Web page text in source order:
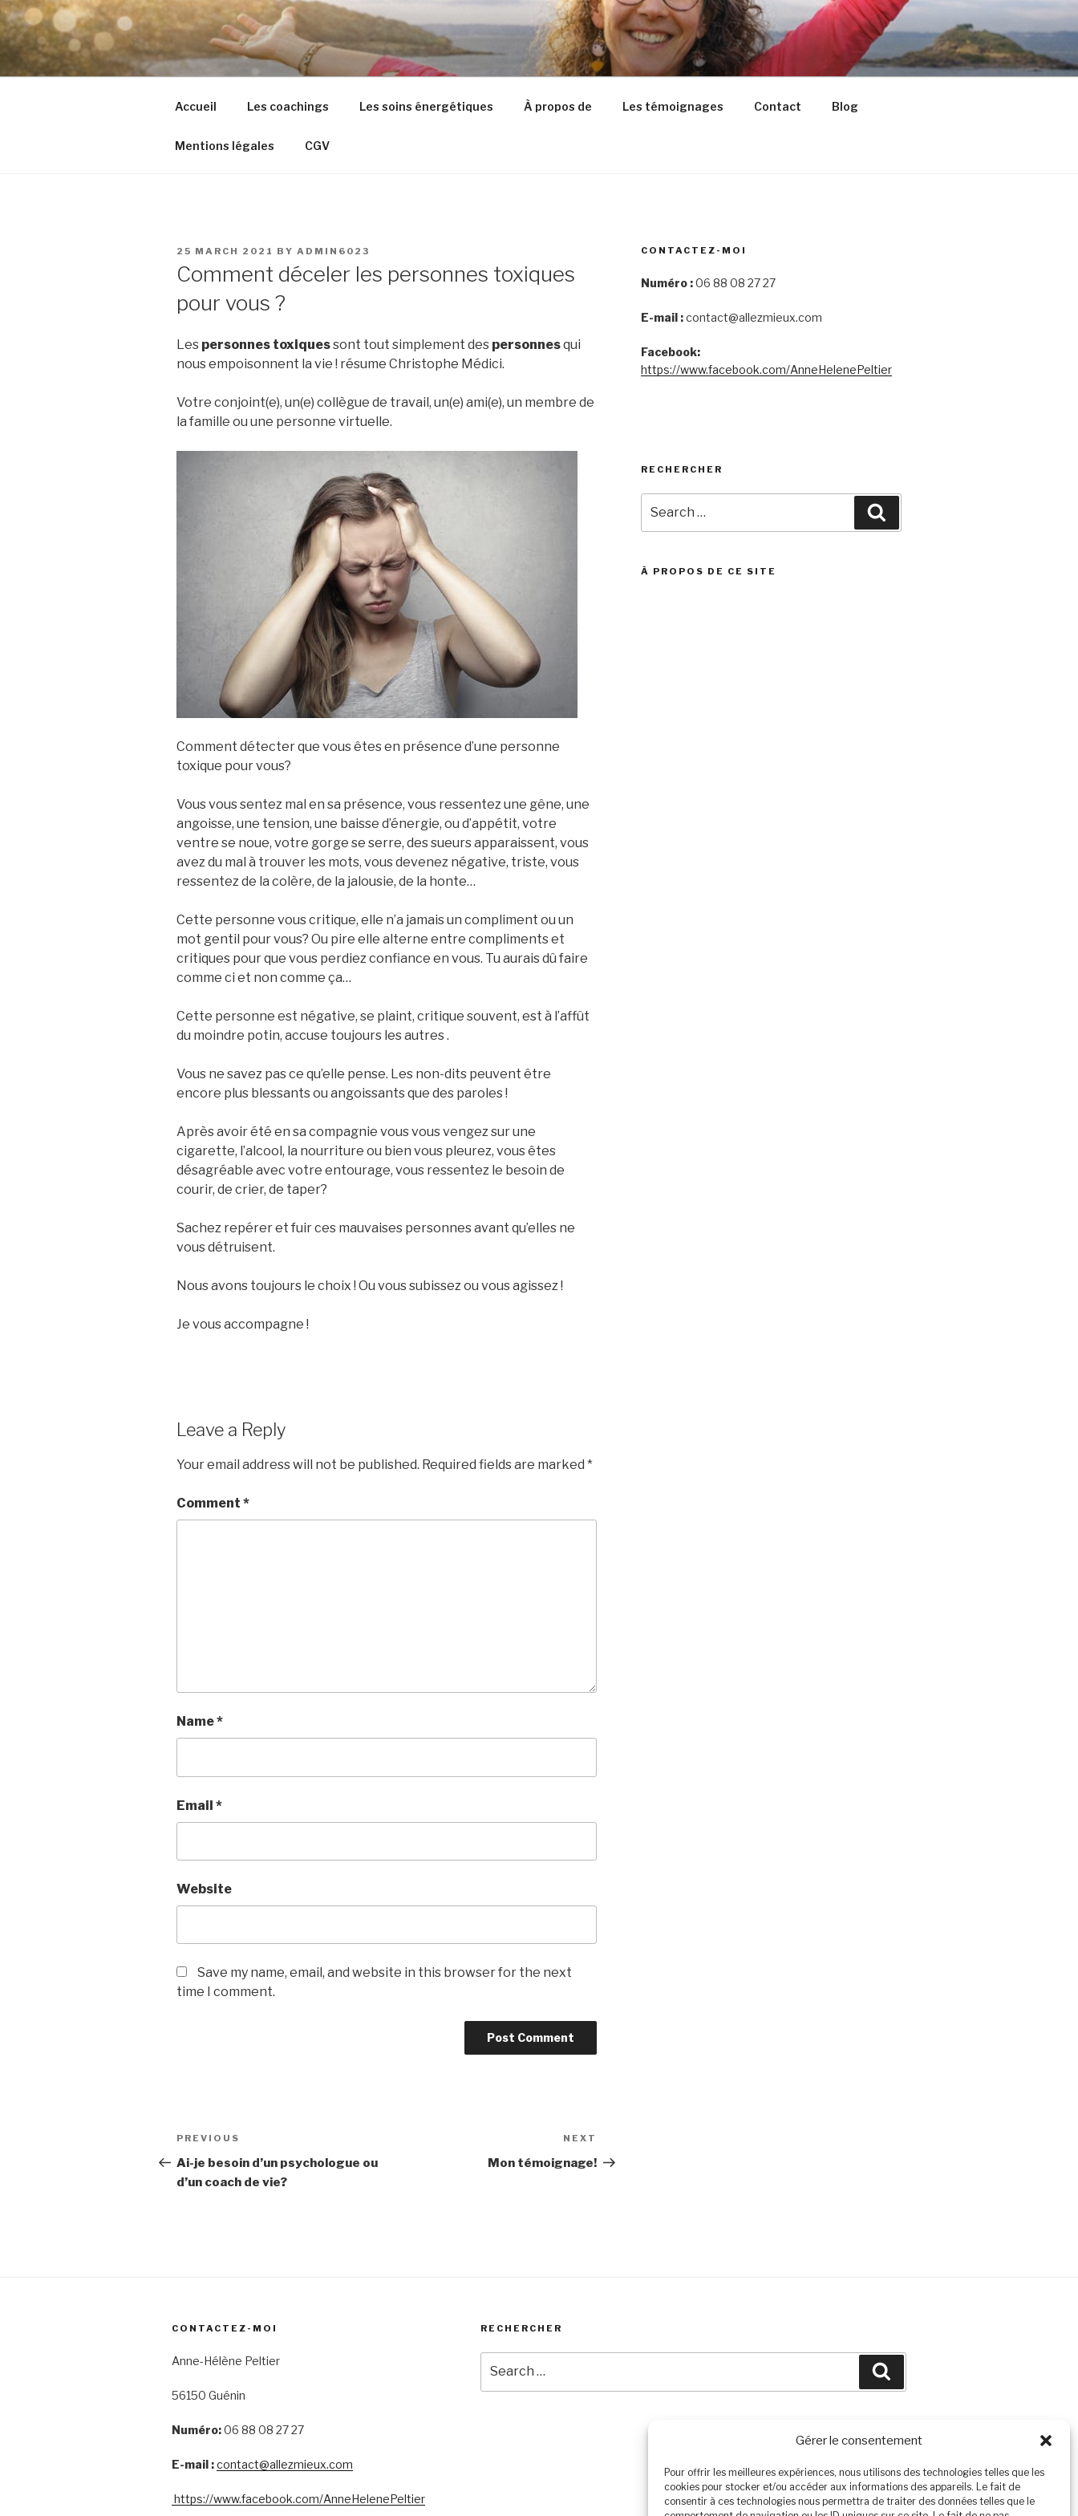
Gérer le consentement
Pour offrir les meilleures expériences, nous utilisons des technologies telles que les
cookies pour stocker et/ou accéder aux informations des appareils. Le fait de
consentir à ces technologies nous permettra de traiter des données telles que le
Skip
to
content
Accueil Les coachings Les soins énergétiques À propos de Les témoignages Contact Blog
Mentions légales CGV
POSTED
25 MARCH 2021 BY ADMIN6023
Comment déceler les personnes toxiques
pour vous ?
Les personnes toxiquessont tout simplement des personnesqui
nous empoisonnent la vie ! résume Christophe Médici.
Votre conjoint(e), un(e) collègue de travail, un(e) ami(e), un membre de
la famille ou une personne virtuelle.
Comment détecter que vous êtes en présence d’une personne
toxique pour vous?
Vous vous sentez mal en sa présence, vous ressentez une gêne, une
angoisse, une tension, une baisse d’énergie, ou d’appétit, votre
ventre se noue, votre gorge se serre, des sueurs apparaissent, vous
avez du mal à trouver les mots, vous devenez négative, triste, vous
ressentez de la colère, de la jalousie, de la honte…
Cette personne vous critique, elle n’a jamais un compliment ou un
mot gentil pour vous? Ou pire elle alterne entre compliments et
critiques pour que vous perdiez confiance en vous. Tu aurais dû faire
comme ci et non comme ça…
Cette personne est négative, se plaint, critique souvent, est à l’affût
du moindre potin, accuse toujours les autres .
Vous ne savez pas ce qu’elle pense. Les non-dits peuvent être
encore plus blessants ou angoissants que des paroles !
Après avoir été en sa compagnie vous vous vengez sur une
cigarette, l’alcool, la nourriture ou bien vous pleurez, vous êtes
désagréable avec votre entourage, vous ressentez le besoin de
courir, de crier, de taper?
Sachez repérer et fuir ces mauvaises personnes avant qu’elles ne
vous détruisent.
Nous avons toujours le choix ! Ou vous subissez ou vous agissez !
Je vous accompagne !
Leave a Reply
Your email address will not be published. Required fields are marked *
Comment *
Name*
Email *
Website
Save my name, email, and website in this browser for the next
time I comment.
Post
navigation
Previous
Post
PREVIOUS
Ai-je besoin d’un psychologue ou
d’un coach de vie?
Post
NEXT
Mon témoignage!
CONTACTEZ-MOI
Numéro :06 88 08 27 27
E-mail :contact@allezmieux.com
Facebook:
https://www.facebook.com/AnneHelenePeltier
RECHERCHER
for:
À PROPOS DE CE SITE
CONTACTEZ-MOI
Anne-Hélène Peltier
56150 Guénin
Numéro:06 88 08 27 27
E-mail :contact@allezmieux.com
https://www.facebook.com/AnneHelenePeltier
RECHERCHER
for: